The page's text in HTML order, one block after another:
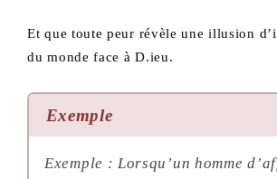
Et que toute peur révèle une illusion
du monde face à D.ieu.
Exemple
Exemple : Lorsqu’un homme